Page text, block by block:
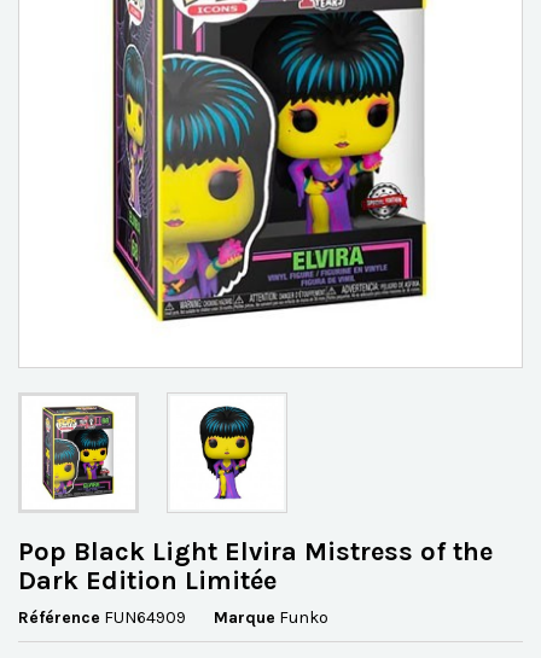
Pop Black Light Elvira Mistress of the
Dark Edition Limitée
Référence FUN64909 Marque Funko